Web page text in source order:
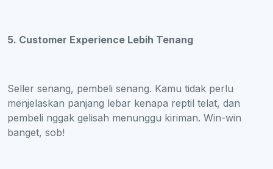
5. Customer Experience Lebih Tenang
Seller senang, pembeli senang. Kamu tidak perlu
menjelaskan panjang lebar kenapa reptil telat, dan
pembeli nggak gelisah menunggu kiriman. Win-win
banget, sob!